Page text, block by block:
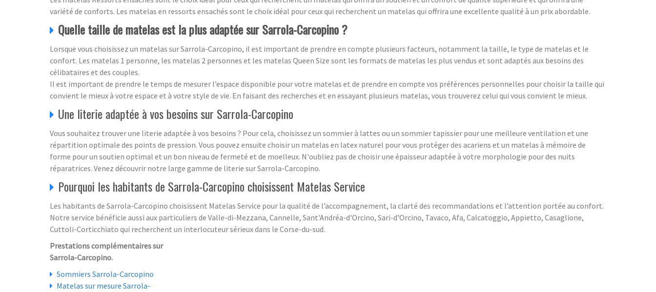
variété de conforts. Les matelas en ressorts ensachés sont le choix idéal pour ceux qui recherchent un matelas qui offrira une excellente qualité à un prix abordable.
Quelle taille de matelas est la plus adaptée sur Sarrola-Carcopino ?
Lorsque vous choisissez un matelas sur Sarrola-Carcopino, il est important de prendre en compte plusieurs facteurs, notamment la taille, le type de matelas et le
confort. Les matelas 1 personne, les matelas 2 personnes et les matelas Queen Size sont les formats de matelas les plus vendus et sont adaptés aux besoins des
célibataires et des couples.
Il est important de prendre le temps de mesurer l’espace disponible pour votre matelas et de prendre en compte vos préférences personnelles pour choisir la taille qui
convient le mieux à votre espace et à votre style de vie. En faisant des recherches et en essayant plusieurs matelas, vous trouverez celui qui vous convient le mieux.
Une literie adaptée à vos besoins sur Sarrola-Carcopino
Vous souhaitez trouver une literie adaptée à vos besoins ? Pour cela, choisissez un sommier à lattes ou un sommier tapissier pour une meilleure ventilation et une
répartition optimale des points de pression. Vous pouvez ensuite choisir un matelas en latex naturel pour vous protéger des acariens et un matelas à mémoire de
forme pour un soutien optimal et un bon niveau de fermeté et de moelleux. N'oubliez pas de choisir une épaisseur adaptée à votre morphologie pour des nuits
réparatrices. Venez découvrir notre large gamme de literie sur Sarrola-Carcopino.
Pourquoi les habitants de Sarrola-Carcopino choisissent Matelas Service
Les habitants de Sarrola-Carcopino choisissent Matelas Service pour la qualité de l’accompagnement, la clarté des recommandations et l’attention portée au confort.
Notre service bénéficie aussi aux particuliers de Valle-di-Mezzana, Cannelle, Sant'Andréa-d'Orcino, Sari-d'Orcino, Tavaco, Afa, Calcatoggio, Appietto, Casaglione,
Cuttoli-Corticchiato qui recherchent un interlocuteur sérieux dans le Corse-du-sud.
Prestations complémentaires sur
Sarrola-Carcopino.
Sommiers Sarrola-Carcopino
Matelas sur mesure Sarrola-